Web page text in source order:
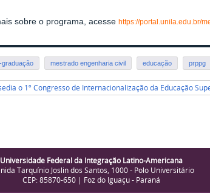
sobre o programa, acessehttps://portal.unila.edu.br/
graduação mestrado engenharia civil educação prppg
o 1º Congresso de Internacionalização da Educação
Universidade Federal da Integração Latino-Americana
Tarquínio Joslin dos Santos, 1000 - Polo Universitário
CEP: 85870-650 | Foz do Iguaçu - Paraná